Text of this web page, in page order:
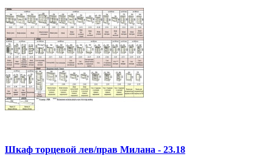
Шкаф торцевой лев/прав Милана - 23.18